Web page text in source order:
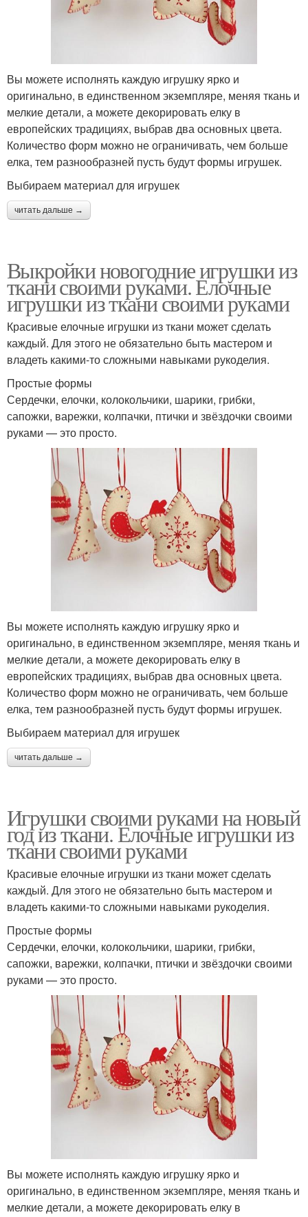
Вы можете исполнять каждую игрушку ярко и
оригинально, в единственном экземпляре, меняя ткань и
мелкие детали, а можете декорировать елку в
европейских традициях, выбрав два основных цвета.
Количество форм можно не ограничивать, чем больше
елка, тем разнообразней пусть будут формы игрушек.
Выбираем материал для игрушек
читать дальше →
Выкройки новогодние игрушки из
ткани своими руками. Елочные
игрушки из ткани своими руками
Красивые елочные игрушки из ткани может сделать
каждый. Для этого не обязательно быть мастером и
владеть какими-то сложными навыками рукоделия.
Простые формы
Сердечки, елочки, колокольчики, шарики, грибки,
сапожки, варежки, колпачки, птички и звёздочки своими
руками — это просто.
Вы можете исполнять каждую игрушку ярко и
оригинально, в единственном экземпляре, меняя ткань и
мелкие детали, а можете декорировать елку в
европейских традициях, выбрав два основных цвета.
Количество форм можно не ограничивать, чем больше
елка, тем разнообразней пусть будут формы игрушек.
Выбираем материал для игрушек
читать дальше →
Игрушки своими руками на новый
год из ткани. Елочные игрушки из
ткани своими руками
Красивые елочные игрушки из ткани может сделать
каждый. Для этого не обязательно быть мастером и
владеть какими-то сложными навыками рукоделия.
Простые формы
Сердечки, елочки, колокольчики, шарики, грибки,
сапожки, варежки, колпачки, птички и звёздочки своими
руками — это просто.
Вы можете исполнять каждую игрушку ярко и
оригинально, в единственном экземпляре, меняя ткань и
мелкие детали, а можете декорировать елку в